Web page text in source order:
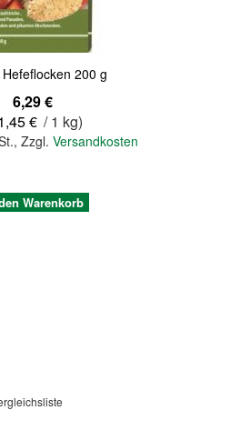
200 g
6,29 €
€ / 1 kg)
,Zzgl.Versandkosten
Warenkorb